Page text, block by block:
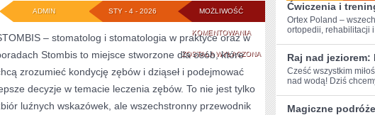
MOŻLIWOŚĆ
KOMENTOWANIAPROTETYKA
CYFROWA
ZOSTAŁA WYŁĄCZONA
STY - 4 - 2026
ADMIN
– stomatolog i stomatologia w praktyce oraz w
Stombis to miejsce stworzone dla osób, które
zrozumieć kondycję zębów i dziąseł i podejmować
decyzje w temacie leczenia zębów. To nie jest tylko
luźnych wskazówek, ale wszechstronny przewodnik
Ćwiczenia i
Ortex Poland –
ortopedii, rehabilitacji
Raj nad jeziorem:
Cześć wszystkim
nad wodą! Dziś⁣
Magiczne